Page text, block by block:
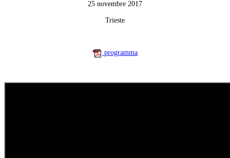
25 novembre 2017
Trieste
programma